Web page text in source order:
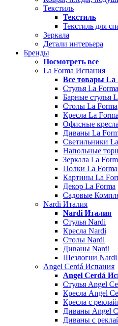
Текстиль
Текстиль
Текстиль для
Зеркала
Детали интерьера
Бренды
Посмотреть все
La Forma Испания
Все товары La
Стулья La Forma
Барные стулья
Столы La Forma
Кресла La Forma
Офисные
Диваны La
Светильники
Напольные
Зеркала La
Полки La Forma
Картины La
Декор La Forma
Садовые
Nardi Италия
Nardi Италия
Стулья Nardi
Кресла Nardi
Столы Nardi
Диваны Nardi
Шезлогни Nardi
Angel Cerdá Испания
Angel Cerdá
Стулья Angel
Кресла Angel
Кресла с
Диваны Angel
Диваны с